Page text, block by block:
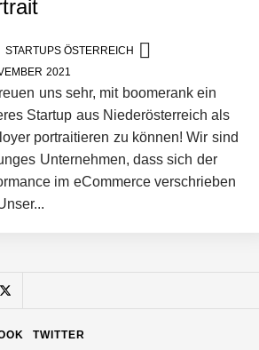
STARTUPS ÖSTERREICH
2021
uns sehr, mit boomerank ein
Startup aus Niederösterreich als
portraitieren zu können! Wir sind
Unternehmen, dass sich der
im eCommerce verschrieben
Mazing: Verwandelt statische 2D-
Büroabenteuer Haas im Employer
TWITTER